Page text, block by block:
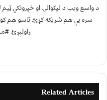
د واسع ویب د لیکوالۍ او خپرونکي
سره یې هم شریکه کړئ. تاسو هم
راولېږئ.
Related Articles